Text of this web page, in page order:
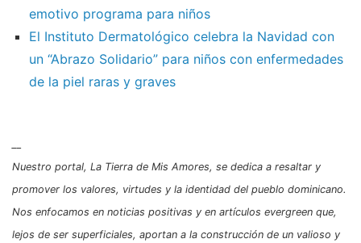
emotivo programa para niños
El Instituto Dermatológico celebra la Navidad con
un “Abrazo Solidario” para niños con enfermedades
de la piel raras y graves
Nuestro portal, La Tierra de Mis Amores, se dedica a resaltar y
promover los valores, virtudes y la identidad del pueblo dominicano.
Nos enfocamos en noticias positivas y en artículos evergreen que,
lejos de ser superficiales, aportan a la construcción de un valioso y